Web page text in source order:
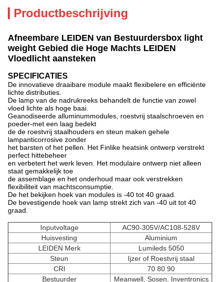
Productbeschrijving
Afneembare LEIDEN van Bestuurdersbox light
weight Gebied die Hoge Machts LEIDEN
Vloedlicht aansteken
SPECIFICATIES
De innovatieve draaibare module maakt flexibelere en efficiënte
lichte distributies.
De lamp van de nadrukreeks behandelt de functie van zowel
vloed lichte als hoge baai.
Geanodiseerde alluminummodules, roestvrij staalschroeven en
poeder-met een laag bedekt
de de roestvrij staalhouders en steun maken gehele
lampanticorrosive zonder
het barsten of het pellen. Het Finlike heatsink ontwerp verstrekt
perfect hittebeheer
en verbetert het werk leven. Het modulaire ontwerp niet alleen
staat gemakkelijk toe
de assemblage en het onderhoud maar ook verstrekken
flexibiliteit van machtsconsumptie.
De het bekijken hoek van modules is -40 tot 40 graad.
De bevestigende hoek van lamp strekt zich van -40 uit tot 40
graad.
Inputvoltage
AC90-305V/AC108-528V
Huisvesting
Aluminium
LEIDEN Merk
Lumileds 5050
Steun
Ijzer of Roestvrij staal
CRI
70 80 90
Bestuurder
Meanwell, Sosen, Inventronics